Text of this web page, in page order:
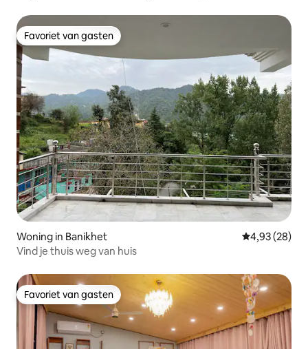
Favoriet van gasten
Favoriet van gasten
Woning in Banikhet Gemiddelde
4,93 (28)
Vind je thuis weg van huis
Favoriet van gasten
Favoriet van gasten